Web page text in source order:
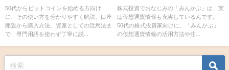
き
50代からビットコインを始める方向け
に、その使い方を分かりやすく解説。口座
開設から購入方法、資産としての活用法ま
で、専門用語を使わず丁寧に説...
用術
株式投資でおなじみの「みんかぶ」は、実
は仮想通貨情報も充実しているんです。
50代の株式投資家向けに、「みんかぶ」
の仮想通貨情報の活用方法や注...